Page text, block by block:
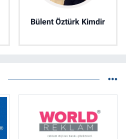
Bülent Öztürk Kimdir